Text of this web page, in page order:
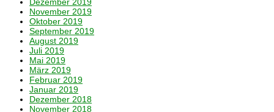
November 2019
Oktober 2019
September 2019
August 2019
Juli 2019
Mai 2019
März 2019
Februar 2019
Januar 2019
Dezember 2018
November 2018